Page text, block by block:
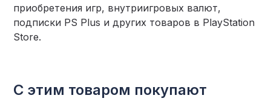
приобретения игр, внутриигровых валют,
подписки PS Plus и других товаров в PlayStation
Store.
С этим товаром покупают